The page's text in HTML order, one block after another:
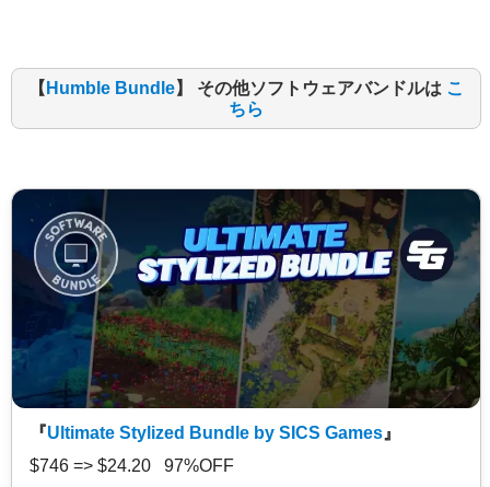
【 Humble Bundle】 その他ソフトウェアバンドルは こ
ちら
『Ultimate Stylized Bundle by SICS Games 』
$746 => $24.20 97%OFF